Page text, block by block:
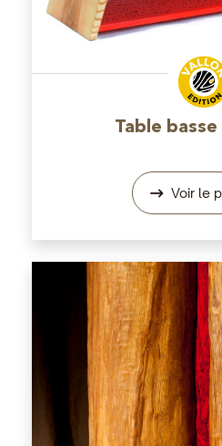
Table basse
Voir le